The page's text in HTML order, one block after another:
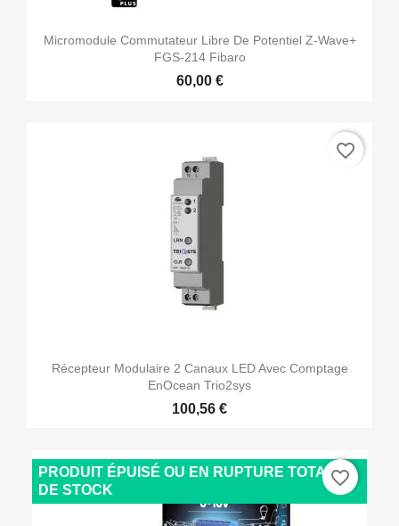
Micromodule Commutateur Libre De Potentiel Z-Wave+
FGS-214 Fibaro
60,00 €
Récepteur Modulaire 2 Canaux LED Avec Comptage
EnOcean Trio2sys
100,56 €
favorite_border
PRODUIT ÉPUISÉ OU EN RUPTURE TOTALE
DE STOCK
favorite_border